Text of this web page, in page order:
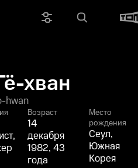
хван
hwan
Возраст
14
декабря
1982, 43
года
Место
рождения
Сеул,
Южная
Корея